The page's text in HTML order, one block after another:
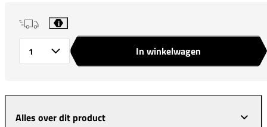
i
In winkelwagen
Alles over dit product